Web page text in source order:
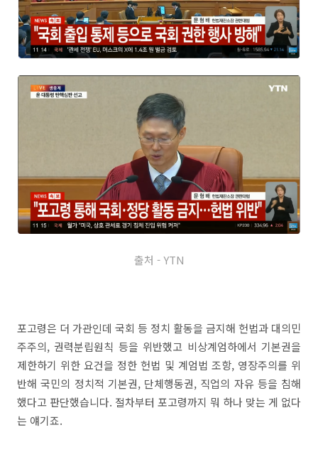
출처 - YTN
포고령은 더 가관인데 국회 등 정치 활동을 금지해 헌법과 대의민
주주의, 권력분립원칙 등을 위반했고 비상계엄하에서 기본권을
제한하기 위한 요건을 정한 헌법 및 계엄법 조항, 영장주의를 위
반해 국민의 정치적 기본권, 단체행동권, 직업의 자유 등을 침해
했다고 판단했습니다. 절차부터 포고령까지 뭐 하나 맞는 게 없다
는 얘기죠.